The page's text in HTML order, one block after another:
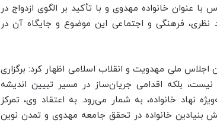
عنوان خانواده مهدوی و با تأکید بر الگوی ازدواج در
نظری، فرهنگی و اجتماعی این موضوع و جایگاه آن در
ملی مهدویت و انقلاب اسلامی اظهار کرد: برگزاری
بلکه اقدامی جریان‌ساز در مسیر تبیین اندیشه
نهاد خانواده، به شمار می‌رود. به اعتقاد وی، تمرکز
بنیادین خانواده در تحقق جامعه مهدوی و تمدن نوین